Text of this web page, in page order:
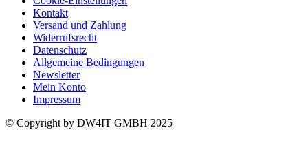
Kontakt
Versand und Zahlung
Widerrufsrecht
Datenschutz
Allgemeine Bedingungen
Newsletter
Mein Konto
Impressum
© Copyright by DW4IT GMBH 2025